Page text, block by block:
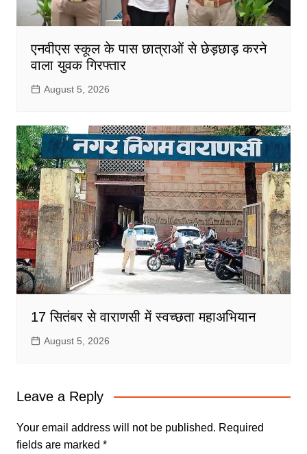
एनवीएस स्कूल के पास छात्राओं से छेड़छाड़ करने
वाला युवक गिरफ्तार
August 5, 2026
17 सितंबर से वाराणसी में स्वच्छता महाअभियान
August 5, 2026
Leave a Reply
Your email address will not be published. Required
fields are marked *